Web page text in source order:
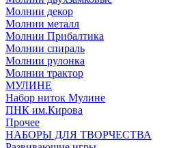
Молнии декор
Молнии металл
Молнии Прибалтика
Молнии спираль
Молнии рулонка
Молнии трактор
МУЛИНЕ
Набор ниток Мулине
ПНК им.Кирова
Прочее
НАБОРЫ ДЛЯ ТВОРЧЕСТВА